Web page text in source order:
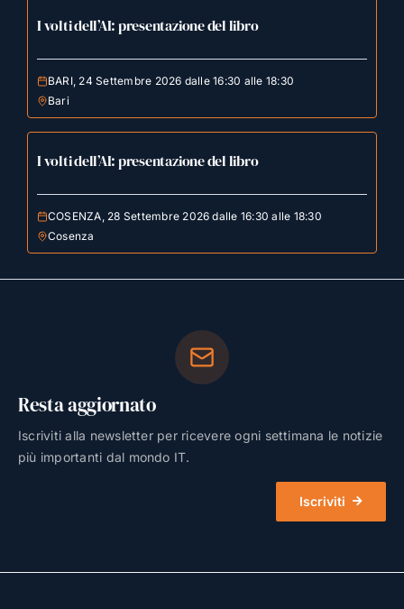
I volti dell’AI: presentazione del libro
BARI, 24 Settembre 2026 dalle 16:30 alle 18:30
Bari
I volti dell’AI: presentazione del libro
COSENZA, 28 Settembre 2026 dalle 16:30 alle 18:30
Cosenza
Resta aggiornato
Iscriviti alla newsletter per ricevere ogni settimana le notizie
più importanti dal mondo IT.
Iscriviti